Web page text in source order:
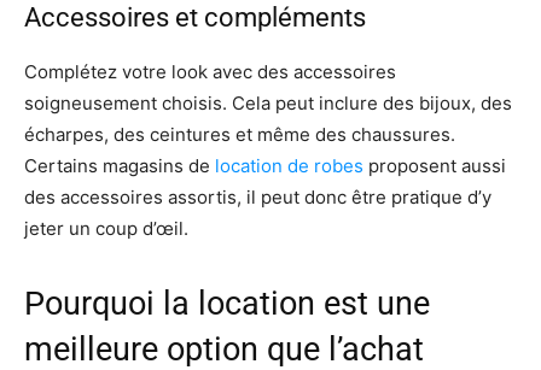
Accessoires et compléments
Complétez votre look avec des accessoires
soigneusement choisis. Cela peut inclure des bijoux, des
écharpes, des ceintures et même des chaussures.
Certains magasins de location de robes proposent aussi
des accessoires assortis, il peut donc être pratique d’y
jeter un coup d’œil.
Pourquoi la location est une
meilleure option que l’achat